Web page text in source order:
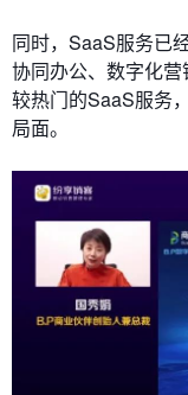
同时，SaaS服务已
协同办公、数字化
较热门的SaaS服务
局面。